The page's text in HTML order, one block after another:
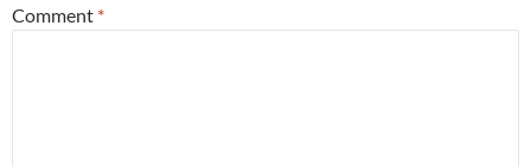
Comment *